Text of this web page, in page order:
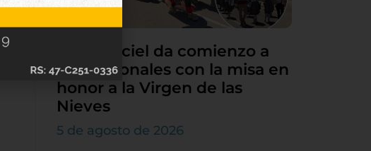
Villamarciel da comienzo a
sus patronales con la misa en
honor a la Virgen de las
Nieves
5 de agosto de 2026